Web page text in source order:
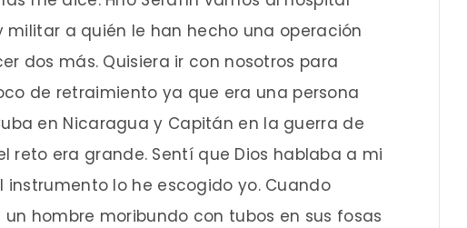
a quién le han hecho una operación
dos más. Quisiera ir con nosotros para
de retraimiento ya que era una persona
en Nicaragua y Capitán en la guerra de
reto era grande. Sentí que Dios hablaba a mi
lo he escogido yo. Cuando
hombre moribundo con tubos en sus fosas